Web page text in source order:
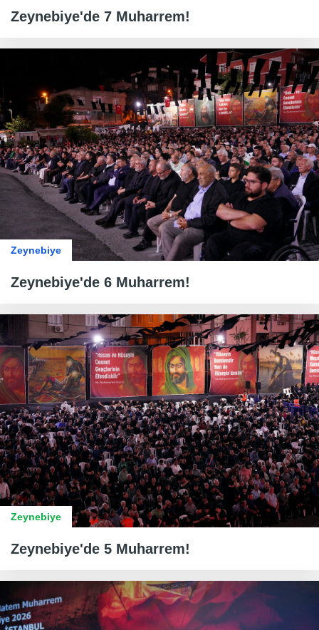
Zeynebiye'de 7 Muharrem!
Zeynebiye
Zeynebiye'de 6 Muharrem!
Zeynebiye
Zeynebiye'de 5 Muharrem!